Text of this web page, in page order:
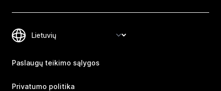
Paslaugų teikimo sąlygos
Privatumo politika